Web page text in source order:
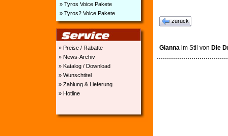
» Tyros Voice Pakete
» Tyros2 Voice Pakete
» Preise / Rabatte
» News-Archiv
» Katalog / Download
» Wunschtitel
» Zahlung & Lieferung
» Hotline
zurück
Gianna im Stil von Die